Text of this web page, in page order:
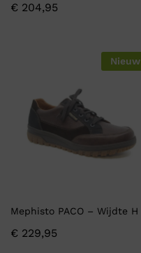
€ 204,95
Nieuw
Mephisto PACO – Wijdte H
€ 229,95